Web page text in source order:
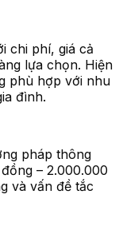
chi phí, giá cả
lựa chọn. Hiện
phù hợp với nhu
đình.
pháp thông
– 2.000.000
và vấn đề tắc